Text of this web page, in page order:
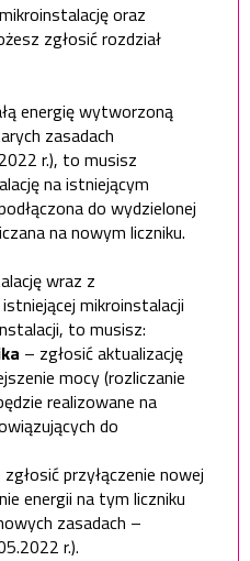
oraz
zgłosić rozdział
energię wytworzoną
zasadach
r.), to musisz
na istniejącym
do wydzielonej
na nowym liczniku.
wraz z
mikroinstalacji
to musisz:
– zgłosić aktualizację
mocy (rozliczanie
realizowane na
do
zgłosić przyłączenie nowej
energii na tym liczniku
zasadach –
r.).